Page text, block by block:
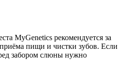
MyGenetics рекомендуется за
приёма пищи и чистки зубов. Если
забором слюны нужно